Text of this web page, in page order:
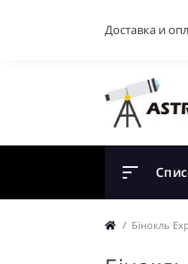
Доставка и
Бінокль